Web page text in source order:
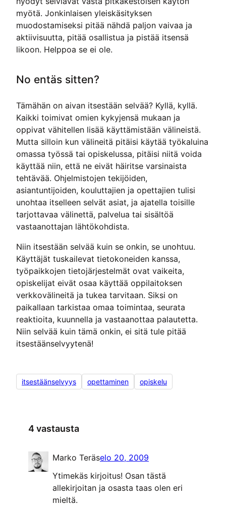
myötä. Jonkinlaisen yleiskäsityksen
muodostamiseksi pitää nähdä paljon vaivaa ja
aktiivisuutta, pitää osallistua ja pistää itsensä
likoon. Helppoa se ei ole.
No entäs sitten?
Tämähän on aivan itsestään selvää? Kyllä, kyllä.
Kaikki toimivat omien kykyjensä mukaan ja
oppivat vähitellen lisää käyttämistään välineistä.
Mutta silloin kun välineitä pitäisi käytää työkaluina
omassa työssä tai opiskelussa, pitäisi niitä voida
käyttää niin, että ne eivät häiritse varsinaista
tehtävää. Ohjelmistojen tekijöiden,
asiantuntijoiden, kouluttajien ja opettajien tulisi
unohtaa itselleen selvät asiat, ja ajatella toisille
tarjottavaa välinettä, palvelua tai sisältöä
vastaanottajan lähtökohdista.
Niin itsestään selvää kuin se onkin, se unohtuu.
Käyttäjät tuskailevat tietokoneiden kanssa,
työpaikkojen tietojärjestelmät ovat vaikeita,
opiskelijat eivät osaa käyttää oppilaitoksen
verkkovälineitä ja tukea tarvitaan. Siksi on
paikallaan tarkistaa omaa toimintaa, seurata
reaktioita, kuunnella ja vastaanottaa palautetta.
Niin selvää kuin tämä onkin, ei sitä tule pitää
itsestäänselvyytenä!
itsestäänselvyys opettaminen opiskelu
4 vastausta
Marko Teräselo 20, 2009
Ytimekäs kirjoitus! Osan tästä
allekirjoitan ja osasta taas olen eri
mieltä.